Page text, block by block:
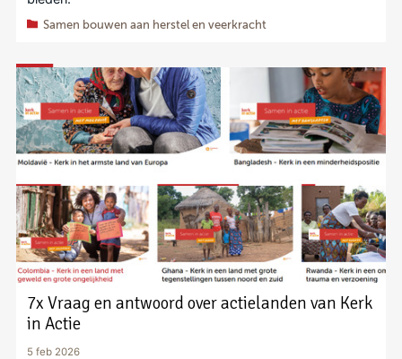
Samen bouwen aan herstel en veerkracht
7x Vraag en antwoord over actielanden van Kerk
in Actie
5 feb 2026